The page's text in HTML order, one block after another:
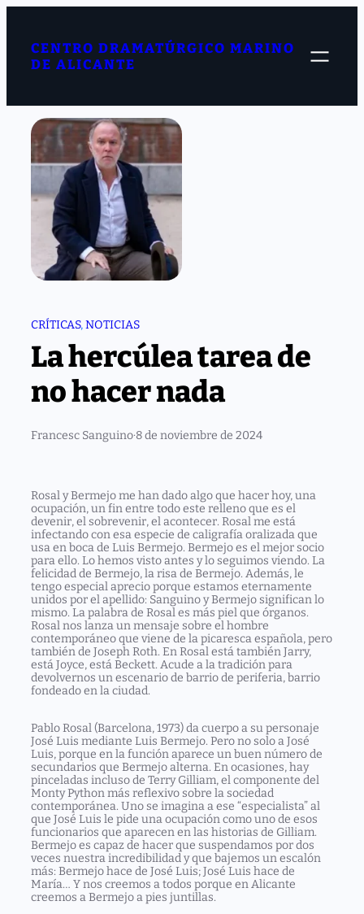
CENTRO DRAMATÚRGICO MARINO
DE ALICANTE
CRÍTICAS, NOTICIAS
La hercúlea tarea de
no hacer nada
Francesc Sanguino·8 de noviembre de 2024
Rosal y Bermejo me han dado algo que hacer hoy, una
ocupación, un fin entre todo este relleno que es el
devenir, el sobrevenir, el acontecer. Rosal me está
infectando con esa especie de caligrafía oralizada que
usa en boca de Luis Bermejo. Bermejo es el mejor socio
para ello. Lo hemos visto antes y lo seguimos viendo. La
felicidad de Bermejo, la risa de Bermejo. Además, le
tengo especial aprecio porque estamos eternamente
unidos por el apellido: Sanguino y Bermejo significan lo
mismo. La palabra de Rosal es más piel que órganos.
Rosal nos lanza un mensaje sobre el hombre
contemporáneo que viene de la picaresca española, pero
también de Joseph Roth. En Rosal está también Jarry,
está Joyce, está Beckett. Acude a la tradición para
devolvernos un escenario de barrio de periferia, barrio
fondeado en la ciudad.
Pablo Rosal (Barcelona, 1973) da cuerpo a su personaje
José Luis mediante Luis Bermejo. Pero no solo a José
Luis, porque en la función aparece un buen número de
secundarios que Bermejo alterna. En ocasiones, hay
pinceladas incluso de Terry Gilliam, el componente del
Monty Python más reflexivo sobre la sociedad
contemporánea. Uno se imagina a ese “especialista” al
que José Luis le pide una ocupación como uno de esos
funcionarios que aparecen en las historias de Gilliam.
Bermejo es capaz de hacer que suspendamos por dos
veces nuestra incredibilidad y que bajemos un escalón
más: Bermejo hace de José Luis; José Luis hace de
María… Y nos creemos a todos porque en Alicante
creemos a Bermejo a pies juntillas.